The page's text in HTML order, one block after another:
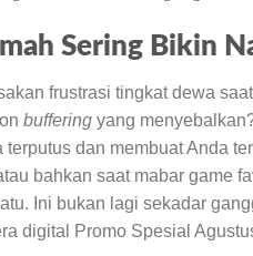
Sering Bikin
frustrasi tingkat dewa
buffering yang
terputus dan membuat Anda
bahkan saat mabar game
Ini bukan lagi sekadar
digital Promo Spesial